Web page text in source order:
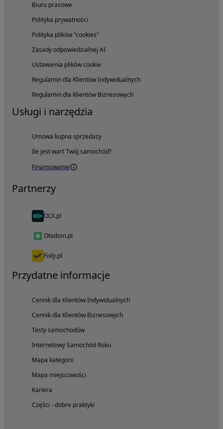
Biuro prasowe
Polityka prywatności
Polityka plików "cookies"
Zasady odpowiedzialnej AI
Ustawienia plików cookie
Regulamin dla Klientów Indywidualnych
Regulamin dla Klientów Biznesowych
Usługi i narzędzia
Umowa kupna sprzedaży
Ile jest wart Twój samochód?
Finansowanie
Partnerzy
OLX.pl
Otodom.pl
Fixly.pl
Przydatne informacje
Cennik dla Klientów Indywidualnych
Cennik dla Klientów Biznesowych
Testy samochodów
Internetowy Samochód Roku
Mapa kategorii
Mapa miejscowości
Kariera
Części - dobre praktyki